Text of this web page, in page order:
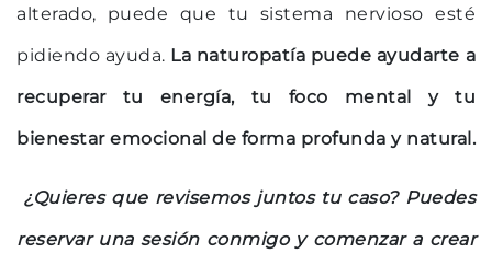
alterado, puede que tu sistema nervioso esté
pidiendo ayuda. La naturopatía puede ayudarte a
recuperar tu energía, tu foco mental y tu
bienestar emocional de forma profunda y natural.
¿Quieres que revisemos juntos tu caso? Puedes
reservar una sesión conmigo y comenzar a crear